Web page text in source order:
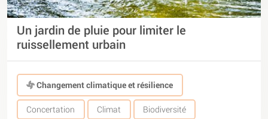
Un jardin de pluie pour limiter le
ruissellement urbain
Changement climatique et résilience
Concertation Climat Biodiversité